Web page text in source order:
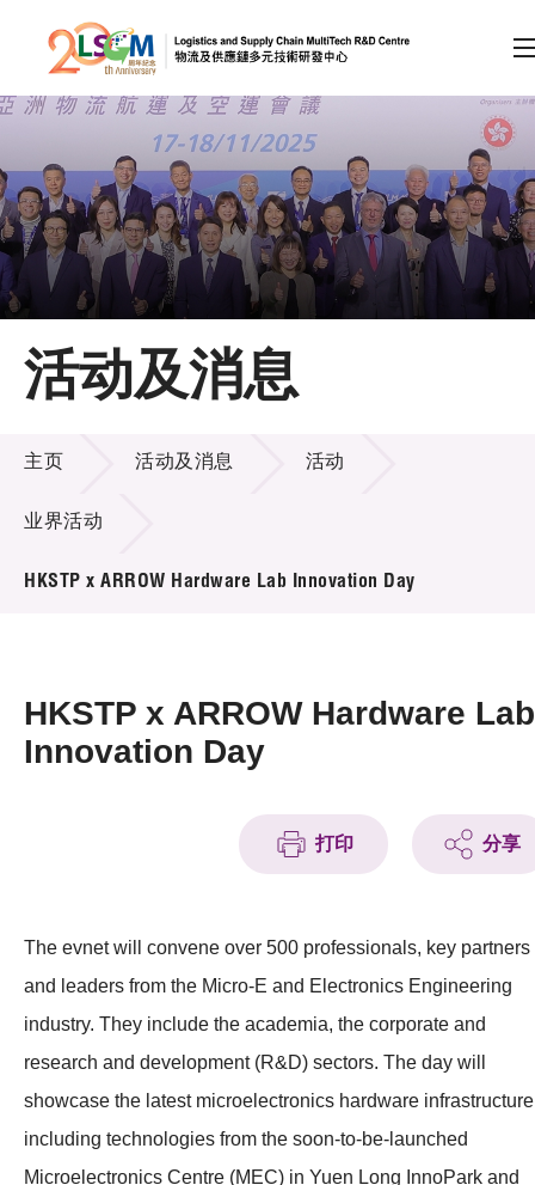
跳到内容（按回车键）
会员登录
A A EN 繁 简
主页
关于LSCM
技术商品化
项目及资助计划
新闻中心
活动及消息
活动及消息
主页 活动及消息 活动
业界活动
HKSTP x ARROW Hardware Lab Innovation Day
HKSTP x ARROW Hardware Lab
Innovation Day
打印 分享
The evnet will convene over 500 professionals, key partners
and leaders from the Micro-E and Electronics Engineering
industry. They include the academia, the corporate and
research and development (R&D) sectors. The day will
showcase the latest microelectronics hardware
including technologies from the soon-to-be-launched
Microelectronics Centre (MEC) in Yuen Long InnoPark and